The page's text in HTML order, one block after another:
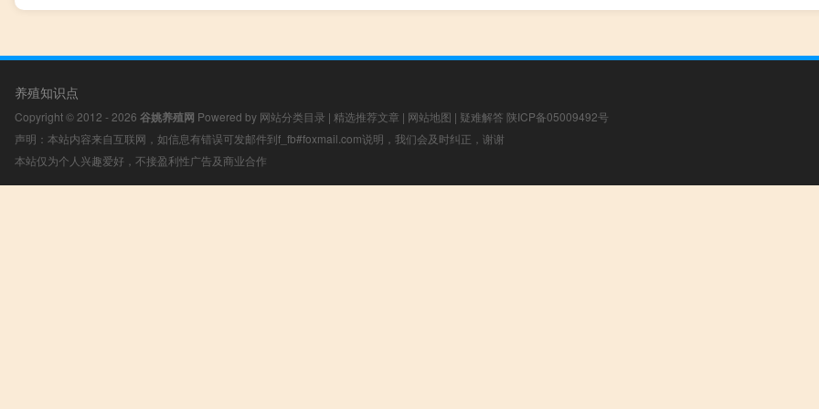
养殖知识点
Copyright © 2012 - 2026 谷姚养殖网 Powered by 网站分类目录 | 精选推荐文章 | 网站地图 | 疑难解答 陕ICP备05009492号
声明：本站内容来自互联网，如信息有错误可发邮件到f_fb#foxmail.com说明，我们会及时纠正，谢谢
本站仅为个人兴趣爱好，不接盈利性广告及商业合作